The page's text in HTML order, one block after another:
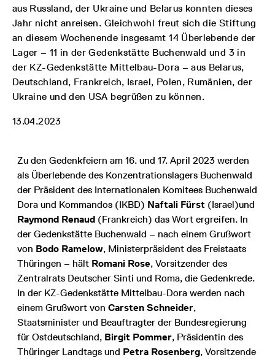
aus Russland, der Ukraine und Belarus konnten dieses
Jahr nicht anreisen. Gleichwohl freut sich die Stiftung
an diesem Wochenende insgesamt 14 Überlebende der
Lager – 11 in der Gedenkstätte Buchenwald und 3 in
der KZ-Gedenkstätte Mittelbau-Dora – aus Belarus,
Deutschland, Frankreich, Israel, Polen, Rumänien, der
Ukraine und den USA begrüßen zu können.
13.04.2023
Zu den Gedenkfeiern am 16. und 17. April 2023 werden
als Überlebende des Konzentrationslagers Buchenwald
der Präsident des Internationalen Komitees Buchenwald
Dora und Kommandos (IKBD) Naftali Fürst (Israel)und
Raymond Renaud (Frankreich) das Wort ergreifen. In
der Gedenkstätte Buchenwald – nach einem Grußwort
von Bodo Ramelow, Ministerpräsident des Freistaats
Thüringen – hält Romani Rose, Vorsitzender des
Zentralrats Deutscher Sinti und Roma, die Gedenkrede.
In der KZ-Gedenkstätte Mittelbau-Dora werden nach
einem Grußwort von Carsten Schneider,
Staatsminister und Beauftragter der Bundesregierung
für Ostdeutschland, Birgit Pommer, Präsidentin des
Thüringer Landtags und Petra Rosenberg, Vorsitzende